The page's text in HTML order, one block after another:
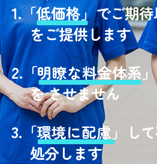
1.「低価格」でご期
をご提供します
2.「明瞭な料金体系」
を させません
3. 「環境に配慮」
し
処分します